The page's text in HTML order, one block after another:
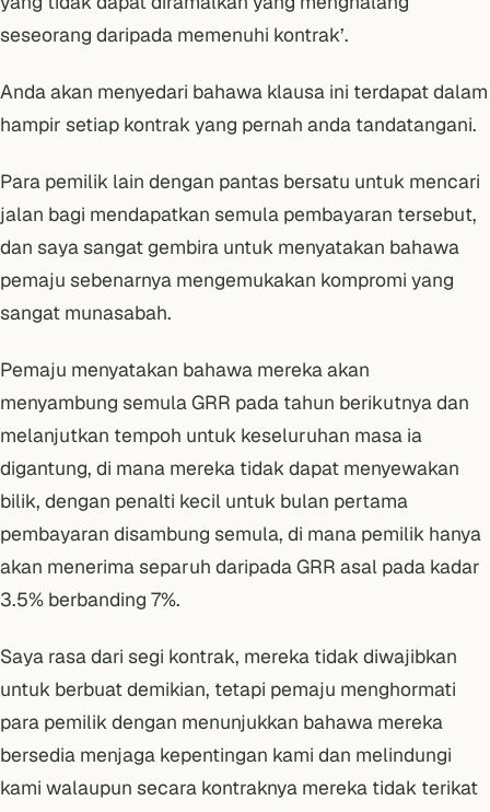
seseorang daripada memenuhi kontrak’.
Anda akan menyedari bahawa klausa ini terdapat dalam
hampir setiap kontrak yang pernah anda tandatangani.
Para pemilik lain dengan pantas bersatu untuk mencari
jalan bagi mendapatkan semula pembayaran tersebut,
dan saya sangat gembira untuk menyatakan bahawa
pemaju sebenarnya mengemukakan kompromi yang
sangat munasabah.
Pemaju menyatakan bahawa mereka akan
menyambung semula GRR pada tahun berikutnya dan
melanjutkan tempoh untuk keseluruhan masa ia
digantung, di mana mereka tidak dapat menyewakan
bilik, dengan penalti kecil untuk bulan pertama
pembayaran disambung semula, di mana pemilik hanya
akan menerima separuh daripada GRR asal pada kadar
3.5% berbanding 7%.
Saya rasa dari segi kontrak, mereka tidak diwajibkan
untuk berbuat demikian, tetapi pemaju menghormati
para pemilik dengan menunjukkan bahawa mereka
bersedia menjaga kepentingan kami dan melindungi
kami walaupun secara kontraknya mereka tidak terikat